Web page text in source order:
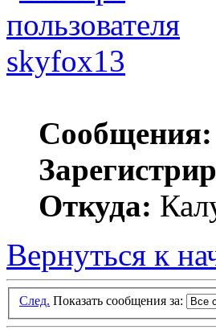
skyfox13
Сообщения:
Откуда:
Вернуться к
След. Показать сообщения за: